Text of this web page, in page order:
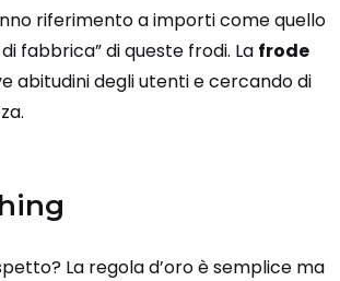
riferimento a importi come quello
fabbrica” di queste frodi. La frode
abitudini degli utenti e cercando di
La regola d’oro è semplice ma